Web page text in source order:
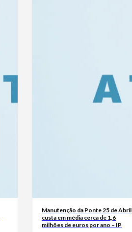
Manutenção da Ponte 25 de Abril
custa em média cerca de 1,6
milhões de euros por ano – IP